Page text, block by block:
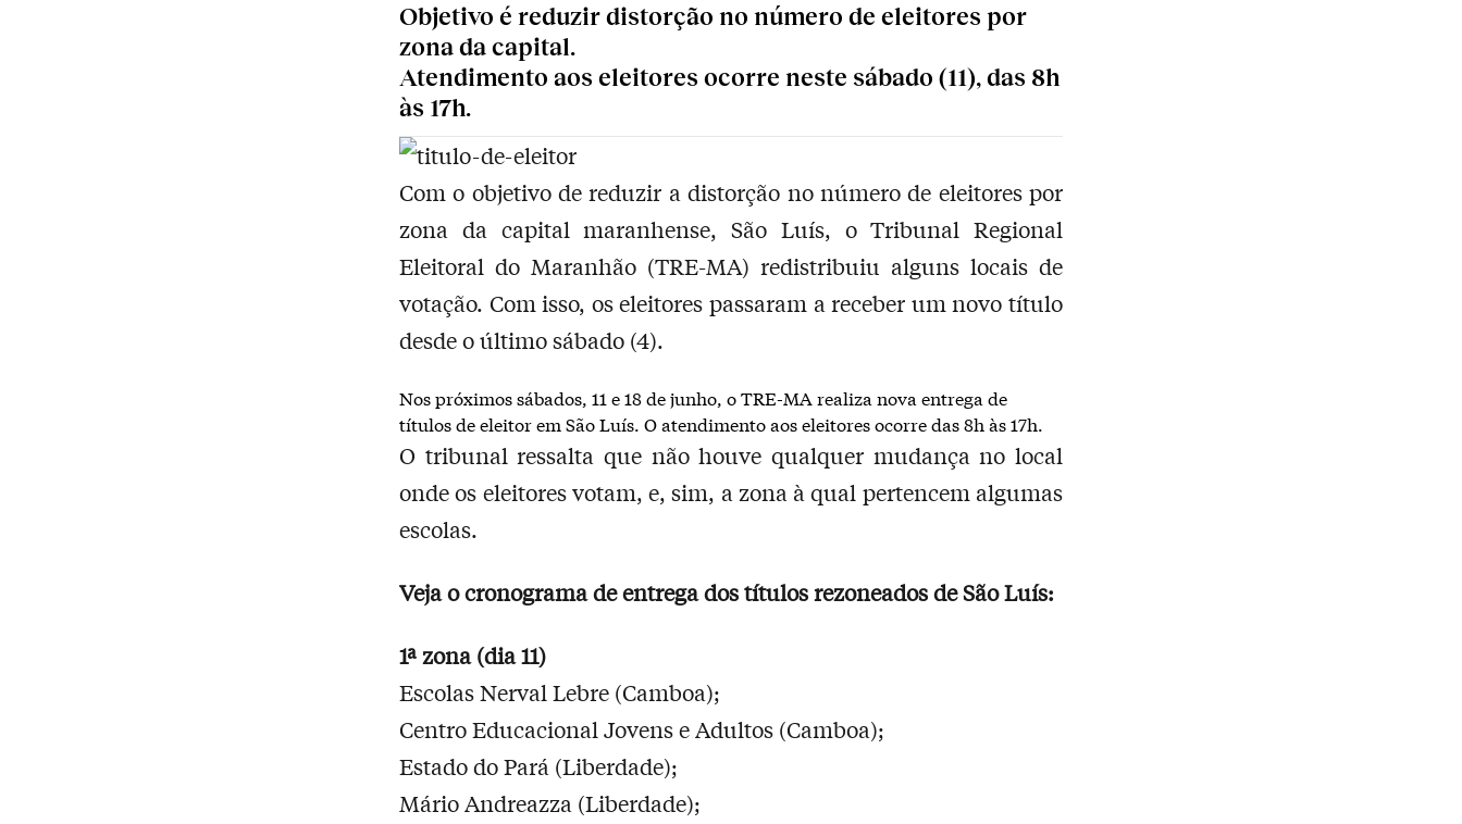
Objetivo é reduzir distorção no número de eleitores por
zona da capital.
Atendimento aos eleitores ocorre neste sábado (11), das 8h
às 17h.
Com o objetivo de reduzir a distorção no número de eleitores por
zona da capital maranhense, São Luís, o Tribunal Regional
Eleitoral do Maranhão (TRE-MA) redistribuiu alguns locais de
votação. Com isso, os eleitores passaram a receber um novo título
desde o último sábado (4).
Nos próximos sábados, 11 e 18 de junho, o TRE-MA realiza nova entrega de
títulos de eleitor em São Luís. O atendimento aos eleitores ocorre das 8h às 17h.
O tribunal ressalta que não houve qualquer mudança no local
onde os eleitores votam, e, sim, a zona à qual pertencem algumas
escolas.
Veja o cronograma de entrega dos títulos rezoneados de São Luís:
1ª zona (dia 11)
Escolas Nerval Lebre (Camboa);
Centro Educacional Jovens e Adultos (Camboa);
Estado do Pará (Liberdade);
Mário Andreazza (Liberdade);